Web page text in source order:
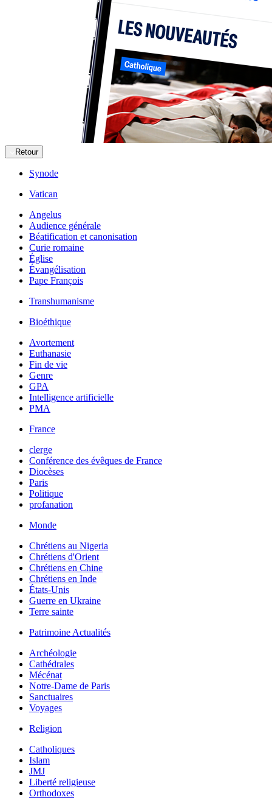
Retour
Synode
Vatican
Angelus
Audience générale
Béatification et canonisation
Curie romaine
Église
Évangélisation
Pape François
Transhumanisme
Bioéthique
Avortement
Euthanasie
Fin de vie
Genre
GPA
Intelligence artificielle
PMA
France
clerge
Conférence des évêques de France
Diocèses
Paris
Politique
profanation
Monde
Chrétiens au Nigeria
Chrétiens d'Orient
Chrétiens en Chine
Chrétiens en Inde
États-Unis
Guerre en Ukraine
Terre sainte
Patrimoine Actualités
Archéologie
Cathédrales
Mécénat
Notre-Dame de Paris
Sanctuaires
Voyages
Religion
Catholiques
Islam
JMJ
Liberté religieuse
Orthodoxes